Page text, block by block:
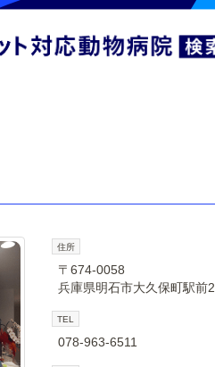
住所
〒674-0058
兵庫県明石市大久保町駅
TEL
078-963-6511